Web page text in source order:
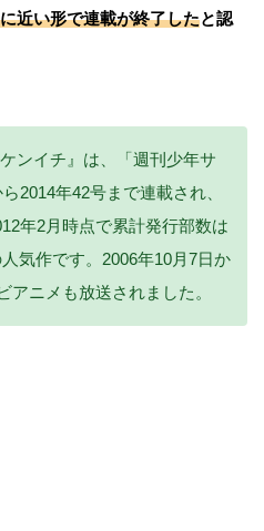
近い形で連載が終了したと認
ンイチ』は、「週刊少年サ
2014年42号まで連載され、
年2月時点で累計発行部数は
気作です。2006年10月7日か
アニメも放送されました。